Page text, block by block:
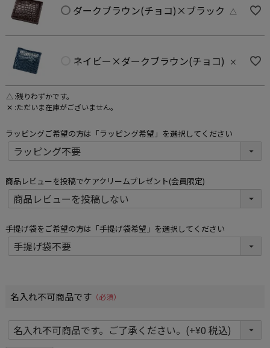
ダークブラウン(チョコ)×ブラック △
ネイビー×ダークブラウン(チョコ) ×
△ 残りわずかです。
✕ ただいま在庫がございません。
ラッピングご希望の方は「ラッピング希望」を選択してください
商品レビューを投稿でケアクリームプレゼント(会員限定)
手提げ袋をご希望の方は「手提げ袋希望」を選択してください
名入れ不可商品です